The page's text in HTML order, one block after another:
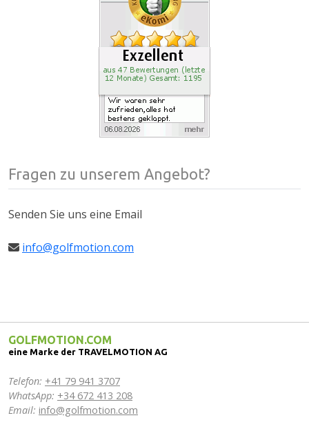
Fragen zu unserem Angebot?
Senden Sie uns eine Email
info@golfmotion.com
GOLFMOTION.COM
eine Marke der TRAVELMOTION AG
Telefon: +41 79 941 3707
WhatsApp: +34 672 413 208
Email: info@golfmotion.com